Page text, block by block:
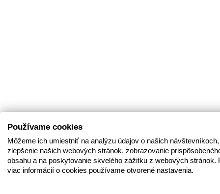
Používame cookies
Môžeme ich umiestniť na analýzu údajov o našich
zlepšenie našich webových stránok, zobrazovanie
obsahu a na poskytovanie skvelého zážitku z webových stránok.
viac informácií o cookies používame otvorené nastavenia.